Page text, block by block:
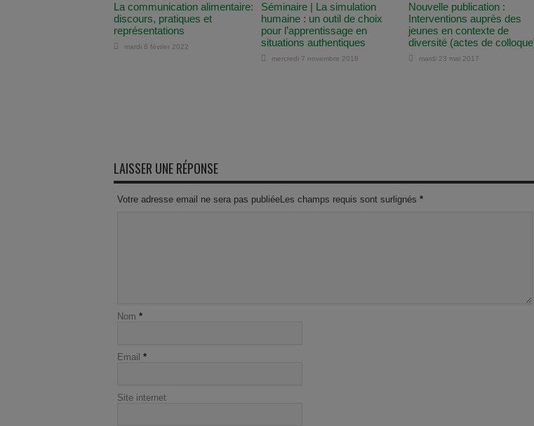
La communication alimentaire:
discours, pratiques et
représentations
mardi 8 février 2022
Séminaire | La simulation
humaine : un outil de choix
pour l’apprentissage en
situations authentiques
mercredi 7 novembre 2018
Nouvelle publication :
Interventions auprès des
jeunes en contexte de
diversité (actes de
mardi 23 mai 2017
LAISSER UNE RÉPONSE
Votre adresse email ne sera pas publiéeLes champs requis sont surlignés *
Nom *
Email *
Site internet